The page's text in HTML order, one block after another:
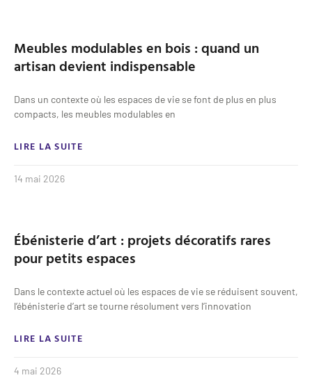
Meubles modulables en bois : quand un
artisan devient indispensable
Dans un contexte où les espaces de vie se font de plus en plus
compacts, les meubles modulables en
LIRE LA SUITE
14 mai 2026
Ébénisterie d’art : projets décoratifs rares
pour petits espaces
Dans le contexte actuel où les espaces de vie se réduisent souvent,
l’ébénisterie d’art se tourne résolument vers l’innovation
LIRE LA SUITE
4 mai 2026